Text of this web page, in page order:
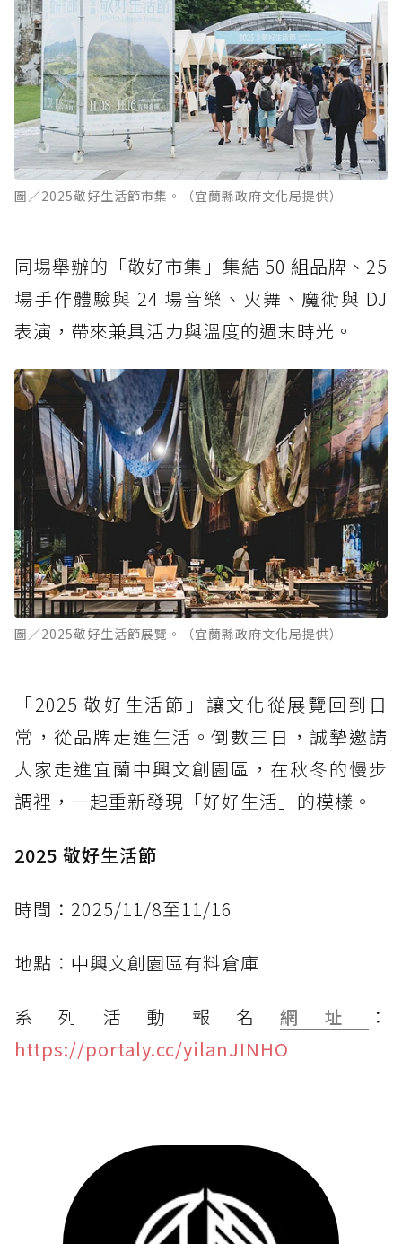
圖／2025敬好生活節市集。（宜蘭縣政府文化局提供）
同場舉辦的「敬好市集」集結 50 組品牌、25
場手作體驗與 24 場音樂、火舞、魔術與 DJ
表演，帶來兼具活力與溫度的週末時光。
圖／2025敬好生活節展覽。（宜蘭縣政府文化局提供）
「2025 敬好生活節」讓文化從展覽回到日
常，從品牌走進生活。倒數三日，誠摯邀請
大家走進宜蘭中興文創園區，在秋冬的慢步
調裡，一起重新發現「好好生活」的模樣。
2025 敬好生活節
時間：2025/11/8至11/16
地點：中興文創園區有料倉庫
系列活動報名網址
：
https://portaly.cc/yilanJINHO